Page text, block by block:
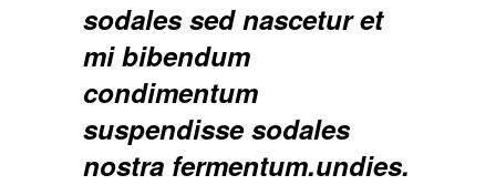
sodales sed nascetur et
mi bibendum
condimentum
suspendisse sodales
nostra fermentum.undies.